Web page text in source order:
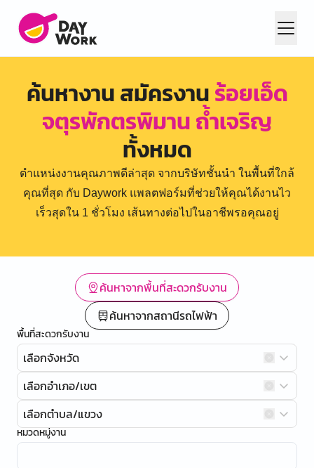
ค้นหางาน สมัครงานร้อยเอ็ด
จตุรพักตรพิมาน ถ้ำเจริญ
ทั้งหมด
ตำแหน่งงานคุณภาพดีล่าสุด จากบริษัทชั้นนำ ในพื้นที่ใกล้
คุณที่สุด กับ Daywork แพลตฟอร์มที่ช่วยให้คุณได้งานไว
เร็วสุดใน 1 ชั่วโมง เส้นทางต่อไปในอาชีพรอคุณอยู่
ค้นหาจากพื้นที่สะดวกรับงาน
ค้นหาจากสถานีรถไฟฟ้า
พื้นที่สะดวกรับงาน
เลือกจังหวัด
เลือกอำเภอ/เขต
เลือกตำบล/แขวง
หมวดหมู่งาน